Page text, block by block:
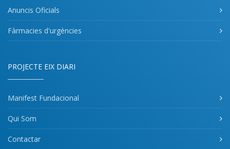
Anuncis Oficials
Fàrmacies d'urgències
PROJECTE EIX DIARI
Manifest Fundacional
Qui Som
Contactar